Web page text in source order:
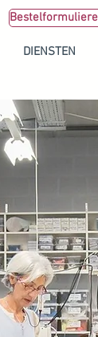
DIENSTEN